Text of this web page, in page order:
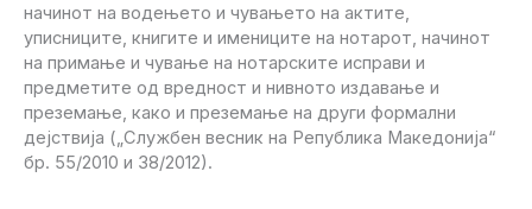
начинот на водењето и чувањето на актите,
уписниците, книгите и имениците на нотарот, начинот
на примање и чување на нотарските исправи и
предметите од вредност и нивното издавање и
преземање, како и преземање на други формални
дејствија („Службен весник на Република Македонија“
бр. 55/2010 и 38/2012).